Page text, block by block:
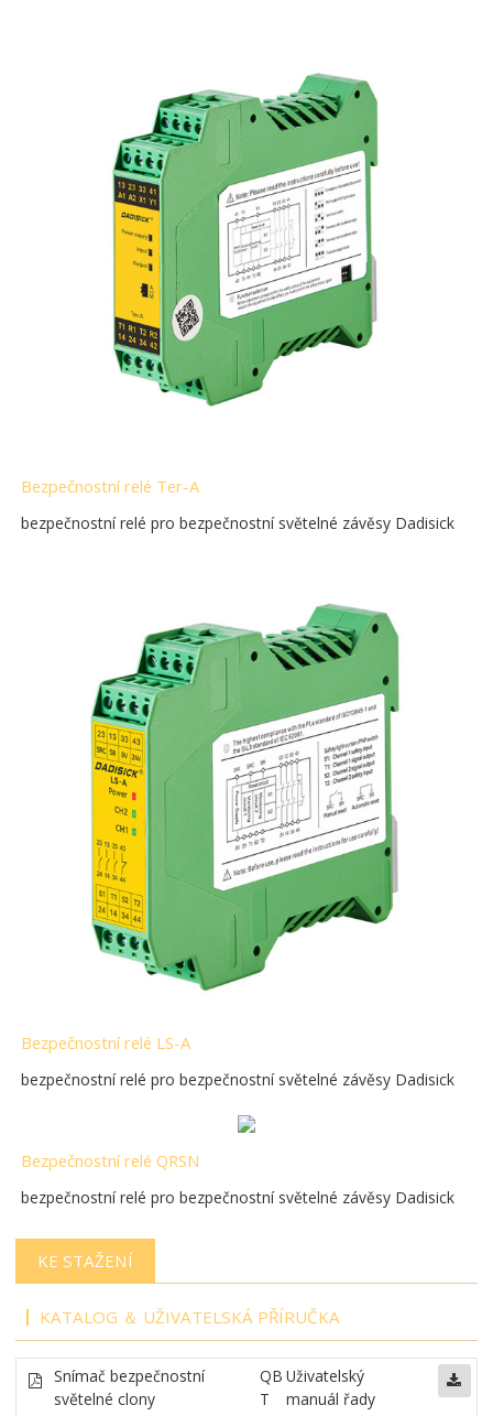
Bezpečnostní relé Ter-A
bezpečnostní relé pro bezpečnostní světelné závěsy Dadisick
Bezpečnostní relé LS-A
bezpečnostní relé pro bezpečnostní světelné závěsy Dadisick
Bezpečnostní relé QRSN
bezpečnostní relé pro bezpečnostní světelné závěsy Dadisick
KE STAŽENÍ
KATALOG ＆ UŽIVATELSKÁ PŘÍRUČKA
Snímač bezpečnostní
světelné clony
QB
T
Uživatelský
manuál řady